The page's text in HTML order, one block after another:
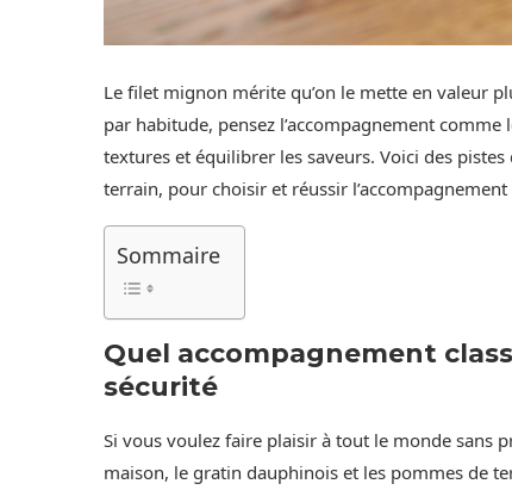
Le filet mignon mérite qu’on le mette en valeur
par habitude, pensez l’accompagnement
textures et équilibrer les saveurs. Voici des pistes
terrain, pour choisir et réussir
Sommaire
Quel accompagnement
sécurité
Si vous voulez faire plaisir à tout le monde sans
maison, le gratin dauphinois et les pommes de